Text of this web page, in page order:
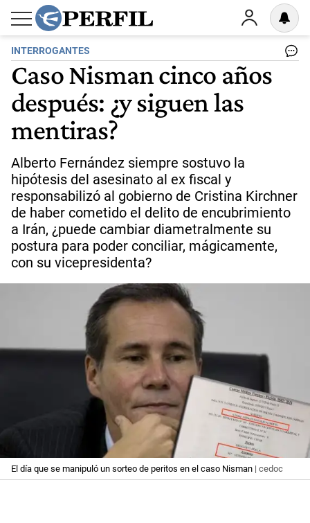
INTERROGANTES
Caso Nisman cinco años
después: ¿y siguen las
mentiras?
Alberto Fernández siempre sostuvo la
hipótesis del asesinato al ex fiscal y
responsabilizó al gobierno de Cristina Kirchner
de haber cometido el delito de encubrimiento
a Irán, ¿puede cambiar diametralmente su
postura para poder conciliar, mágicamente,
con su vicepresidenta?
El día que se manipuló un sorteo de peritos en el caso Nisman | cedoc